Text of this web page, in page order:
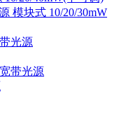
模块式 10/20/30mW
光源
带光源